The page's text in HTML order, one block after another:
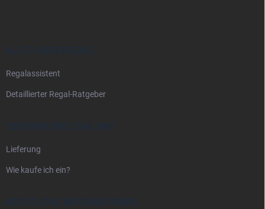
ALLES ÜBER REGALE
Regalassistent
Detaillierter Regal-Ratgeber
VERSAND UND ZAHLUNG
Lieferung
Wie kaufe ich ein?
RECHTLICHE INFORMATIONEN